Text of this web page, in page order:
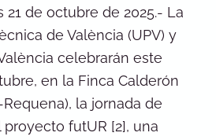
21 de octubre de 2025.- La
de València (UPV) y
celebrarán este
en la Finca Calderón
la jornada de
futUR [2], una